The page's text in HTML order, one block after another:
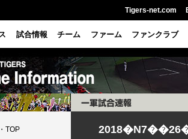
Tigers-net.com
試合情報 チーム ファーム ファンクラブ
TOP